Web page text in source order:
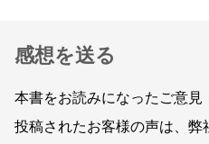
感想を送る
本書をお読みになったご意見
投稿されたお客様の声は、弊